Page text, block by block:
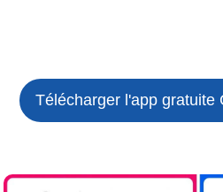
Télécharger l'app gratuite